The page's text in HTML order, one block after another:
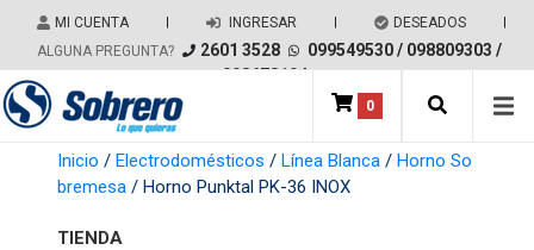
MI CUENTA | INGRESAR | DESEADOS |
ALGUNA PREGUNTA? 2601 3528 099549530/ 098809303 /
098678194
Salir del contenido
Main Navigation 0
Inicio / Electrodomésticos / Línea Blanca / Horno So
bremesa / Horno Punktal PK-36 INOX
TIENDA